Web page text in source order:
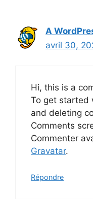
A
avril 30,
Hi, this is a
To get started
and deleting
Comments
Commenter
Gravatar.
Répondre